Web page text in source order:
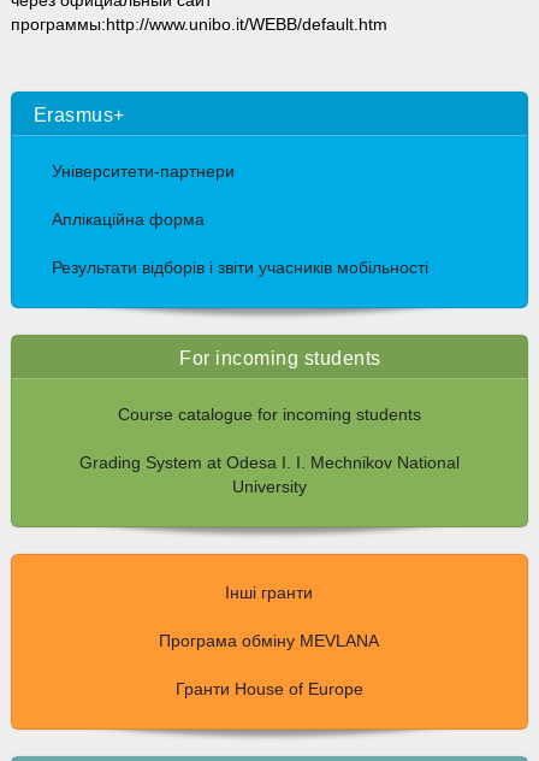
программы: http://www.unibo.it/WEBB/default.htm
Erasmus+
Університети-партнери
Аплікаційна форма
Результати відборів і звіти учасників мобільності
For incoming students
Course catalogue for incoming students
Grading System at Odesa I. I. Mechnikov National
University
Інші гранти
Програма обміну MEVLANA
Гранти House of Europe